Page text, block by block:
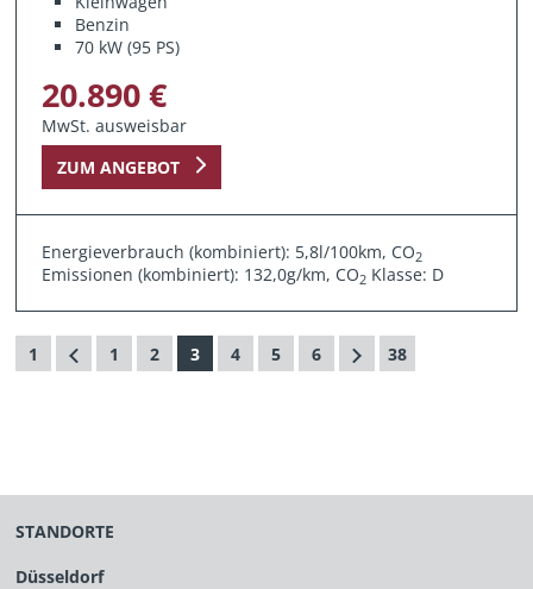
Benzin
70 kW (95 PS)
20.890 €
MwSt. ausweisbar
ZUM ANGEBOT
Energieverbrauch (kombiniert): 5,8l/100km, CO2
Emissionen (kombiniert): 132,0g/km, CO2 Klasse: D
1 1 2 3 4 5 6 38
STANDORTE
Düsseldorf